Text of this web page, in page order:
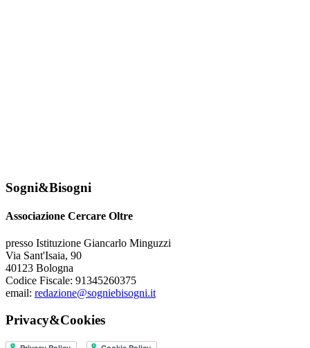
Sogni&Bisogni
Associazione Cercare Oltre
presso Istituzione Giancarlo Minguzzi
Via Sant'Isaia, 90
40123 Bologna
Codice Fiscale: 91345260375
email: redazione@sogniebisogni.it
Privacy&Cookies